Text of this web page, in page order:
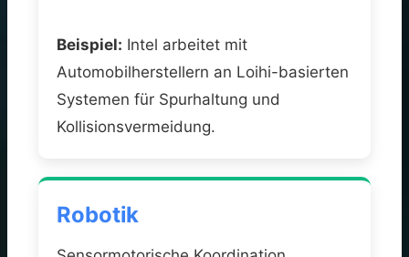
Beispiel: Intel arbeitet mit
Automobilherstellern an Loihi-basierten
Systemen für Spurhaltung und
Kollisionsvermeidung.
Robotik